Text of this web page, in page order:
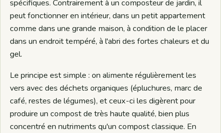
spécifiques. Contrairement à un composteur de jardin, il
peut fonctionner en intérieur, dans un petit appartement
comme dans une grande maison, à condition de le placer
dans un endroit tempéré, à l'abri des fortes chaleurs et du
gel.
Le principe est simple : on alimente régulièrement les
vers avec des déchets organiques (épluchures, marc de
café, restes de légumes), et ceux-ci les digèrent pour
produire un compost de très haute qualité, bien plus
concentré en nutriments qu'un compost classique. En